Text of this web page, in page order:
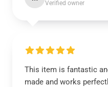
Verified owner
This item is fantastic
made and works